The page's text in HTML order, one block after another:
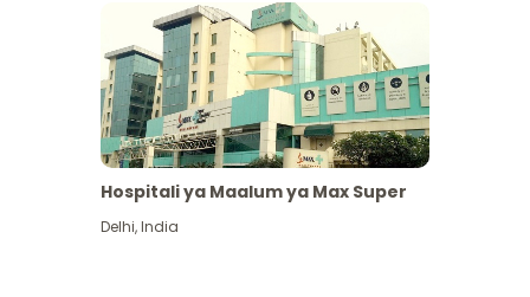
Hospitali ya Maalum ya Max Super
Delhi,India